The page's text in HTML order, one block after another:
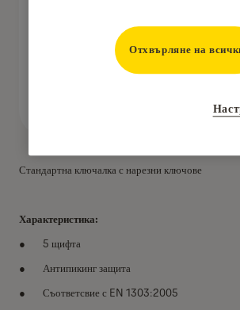
Стандартна ключалка с нарезни ключове
Характеристика:
5 щифта
Антипикинг защита
Съответсвие с EN 1303:2005
Отхвърляне на